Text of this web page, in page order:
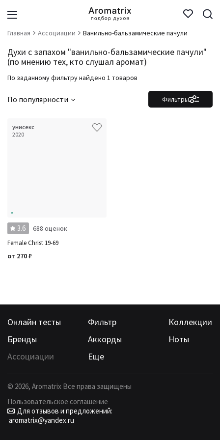
Главная Ассоциации Ванильно-бальзамические пачули
Духи с запахом "ванильно-бальзамические пачули"
(по мнению тех, кто слушал аромат)
По заданному фильтру найдено 1 товаров
Фильтры
По популярности
унисекс
2020
3.6 688 оценок
Female Christ 19-69
от 270₽
Онлайн тесты Фильтр
Коллекции
Бренды
Аккорды
Ноты
Ассоциации
Еще
© 2026, Aromatrix Все права защищены
Пользовательское соглашение
Для отзывов и предложений:
aromatrix@yandex.ru